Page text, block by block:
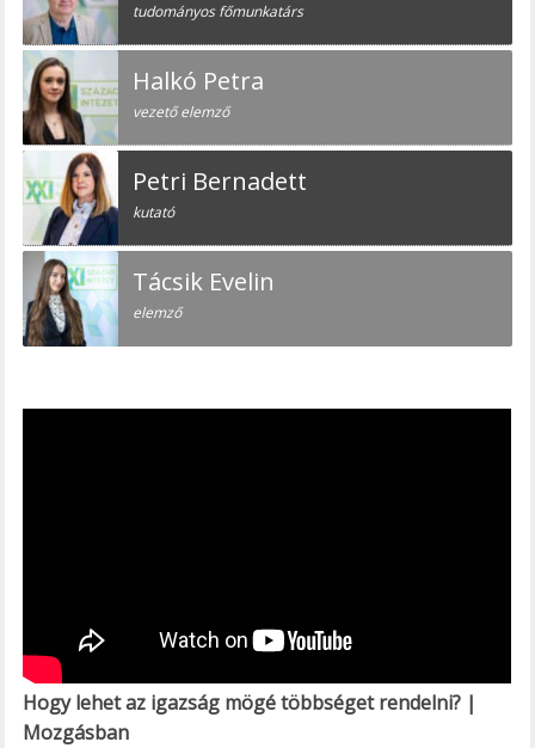
tudományos főmunkatárs
Halkó Petra
vezető elemző
Petri Bernadett
kutató
Tácsik Evelin
elemző
Hogy lehet az igazság mögé többséget rendelni? |
Mozgásban